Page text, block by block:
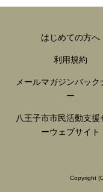
はじめての方へ
利用規約
メールマガジンバック
ー
八王子市市民活動支援
ーウェブサイト
Copyright